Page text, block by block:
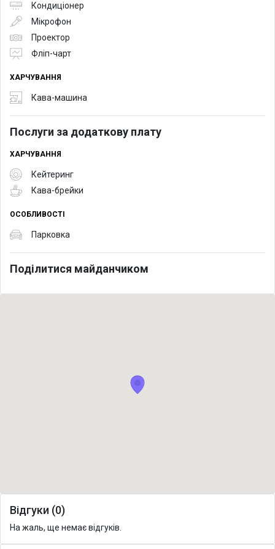
Кондиціонер
Мікрофон
Проектор
Фліп-чарт
ХАРЧУВАННЯ
Кава-машина
Послуги за додаткову плату
ХАРЧУВАННЯ
Кейтеринг
Кава-брейки
ОСОБЛИВОСТІ
Парковка
Поділитися майданчиком
Відгуки (0)
На жаль, ще немає відгуків.